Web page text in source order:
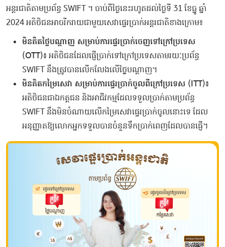
អន្តរជាតិតាមប្រព័ន្ធ SWIFT ។ ចាប់ពីថ្ងៃនេះរហូតដល់ថ្ងៃទី 31 ខែធ្នូ ឆ្នាំ
2024 អតិថិជនអាចរីករាយជាមួយសេវាផ្ទេរប្រាក់អន្តរជាតិខាងក្រោម៖
មិនគិតថ្លៃបណ្ដាញ សម្រាប់ការផ្ទេរប្រាក់ចេញទៅក្រៅប្រទេស
(OTT)៖អតិថិជនដែលផ្ញើប្រាក់ទៅក្រៅប្រទេសតាមរយៈប្រព័ន្ធ
SWIFT នឹងត្រូវបានលើកលែងលើថ្លៃបណ្ដាញ។
មិនគិតកម្រៃសេវា សម្រាប់ការផ្ទេរប្រាក់ចូលពីក្រៅប្រទេស (ITT)៖
អតិថិជនជាឯកត្តជន និងអាជីវកម្មដែលទទួលប្រាក់តាមប្រព័ន្ធ
SWIFT នឹងមិនចំណាយលើកម្រៃសេវាផ្ទេរប្រាក់ចូលនោះទេ ដែល
អនុញ្ញាតឱ្យលោកអ្នកទទួលបានចំនួនទឹកប្រាក់ពេញដែលបានផ្ញើ។